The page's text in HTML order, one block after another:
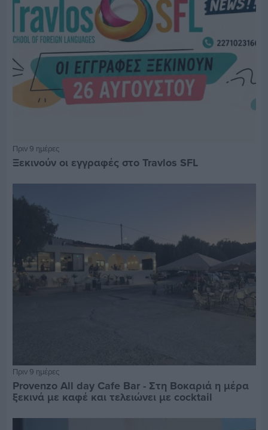
Πριν 9 ημέρες
Ξεκινούν οι εγγραφές στο Travlos SFL
Πριν 9 ημέρες
Provenzo All day Cafe Bar - Στη Βοκαριά η μέρα
ξεκινά με καφέ και τελειώνει με cocktail